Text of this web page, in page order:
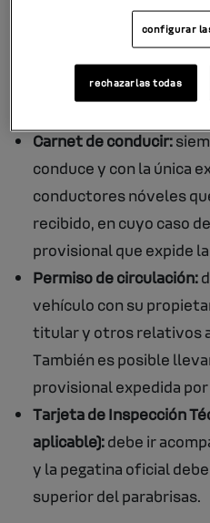
Listado de
llevar en el coche
La documentación de
día de hoy es la
Carnet de conducir:
conduce y con la única
conductores nóveles
recibido, en cuyo caso
provisional que expide
Permiso de circulación:
vehículo con su
titular y otros relativos
También es posible
provisional expedida
Tarjeta de Inspección
aplicable):debe ir
y la pegatina oficial
superior del parabrisas.
configurar
rechazarlas todas